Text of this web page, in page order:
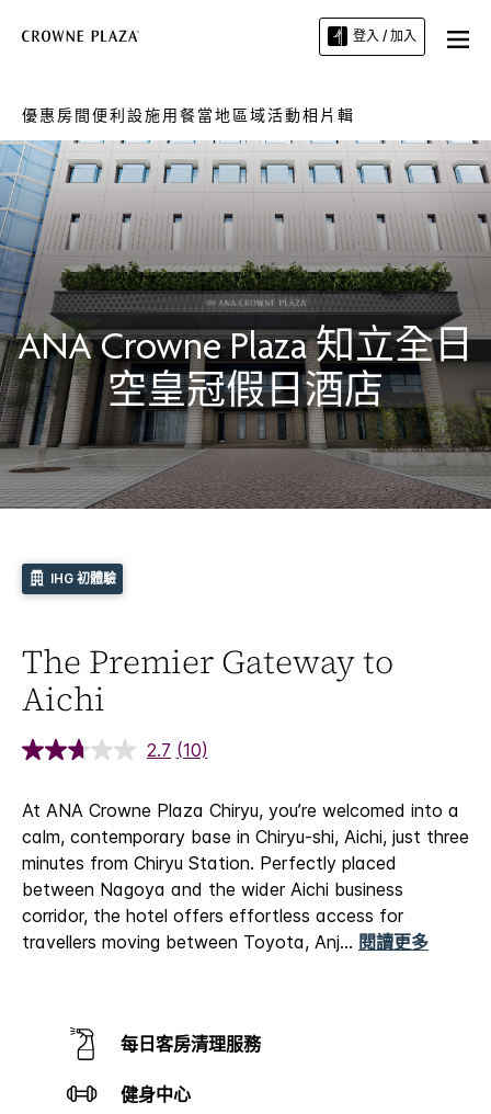
登入 / 加入
優惠 房間便利設施用餐當地區域活動相片輯
ANA Crowne Plaza 知立全日
空皇冠假日酒店
IHG 初體驗
The Premier Gateway to
Aichi
2.7 (10)
At ANA Crowne Plaza Chiryu, you’re welcomed into a
calm, contemporary base in Chiryu‑shi, Aichi, just three
minutes from Chiryu Station. Perfectly placed
between Nagoya and the wider Aichi business
corridor, the hotel offers effortless access for
travellers moving between Toyota, Anj... 閱讀更多
每日客房清理服務
健身中心